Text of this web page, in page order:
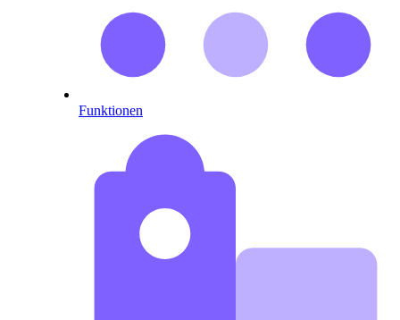
Funktionen